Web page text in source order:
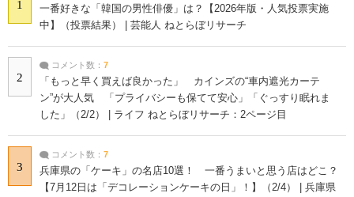
1
一番好きな「韓国の男性俳優」は？【2026年版・人気投票実施
中】（投票結果） | 芸能人 ねとらぼリサーチ
2
コメント数： 7
「もっと早く買えば良かった」 カインズの“車内遮光カーテ
ン”が大人気 「プライバシーも保てて安心」「ぐっすり眠れま
した」（2/2） | ライフ ねとらぼリサーチ：2ページ目
3
コメント数： 7
兵庫県の「ケーキ」の名店10選！ 一番うまいと思う店はどこ？
【7月12日は「デコレーションケーキの日」！】（2/4） | 兵庫県